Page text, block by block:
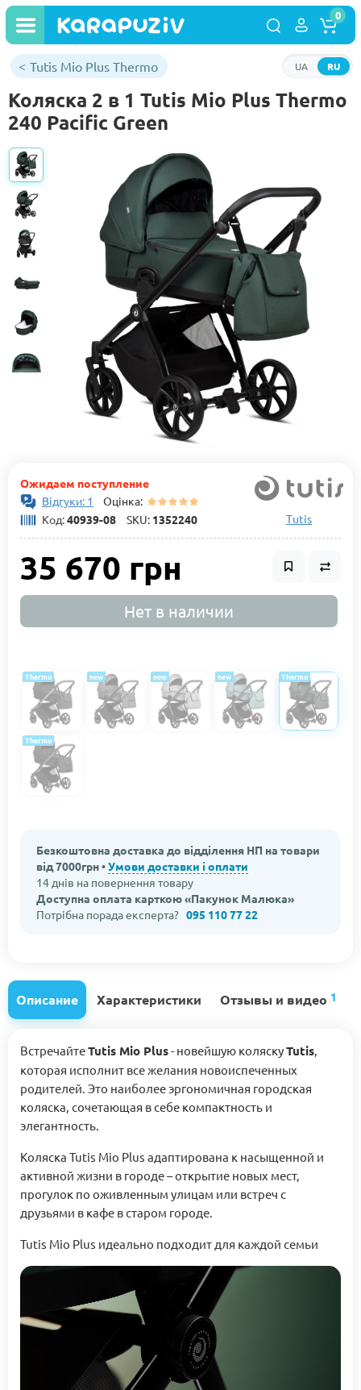
RU
UA
0
Tutis Mio Plus Thermo
Коляска 2 в 1 Tutis Mio Plus Thermo
240 Pacific Green
Ожидаем поступление
Відгуки: 1
Оцінка:
Код:40939-08 SKU: 1352240 Tutis
35 670 грн
Нет в наличии
Thermo new new new Thermo
Thermo
Безкоштовна доставка до відділення НП на товари
від 7000грн •Умови доставки і оплати
14 днів на повернення товару
Доступна оплата карткою «Пакунок Малюка»
Потрібна порада експерта? 095 110 77 22
Описание Характеристики Отзывы и видео 1
ВстречайтеTutis Mio Plus- новейшую коляскуTutis,
которая исполнит все желания новоиспеченных
родителей. Это наиболее эргономичная городская
коляска, сочетающая в себе компактность и
элегантность.
Коляска Tutis Mio Plus адаптирована к насыщенной и
активной жизни в городе – открытие новых мест,
прогулок по оживленным улицам или встреч с
друзьями в кафе в старом городе.
Tutis Mio Plus идеально подходит для каждой семьи